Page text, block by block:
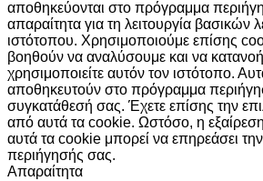
αποθηκεύονται στο πρόγραμμα
απαραίτητα για τη λειτουργία βασικών
ιστότοπου. Χρησιμοποιούμε επίσης
βοηθούν να αναλύσουμε και να
χρησιμοποιείτε αυτόν τον ιστότοπο.
αποθηκευτούν στο πρόγραμμα
συγκατάθεσή σας. Έχετε επίσης την
από αυτά τα cookie. Ωστόσο, η
αυτά τα cookie μπορεί να επηρεάσει την
περιήγησής σας.
Απαραίτητα